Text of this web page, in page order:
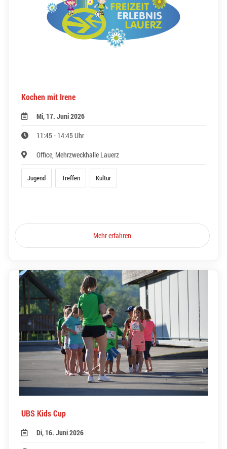
Kochen mit Irene
Mi, 17. Juni 2026
11:45 - 14:45 Uhr
Office, Mehrzweckhalle Lauerz
Jugend Treffen Kultur
Mehr erfahren
UBS Kids Cup
Di, 16. Juni 2026